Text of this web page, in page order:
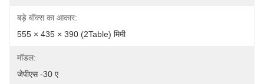
बड़े बॉक्स का आकार:
555 × 435 × 390 (2Table) मिमी
मॉडल:
जेपीएस -30 ए